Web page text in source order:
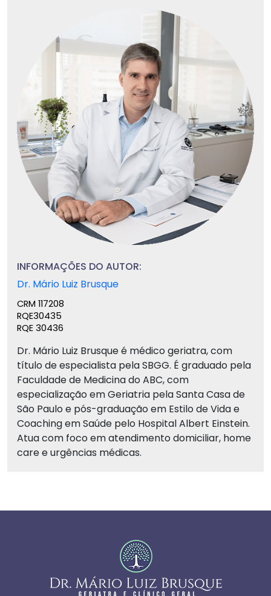
INFORMAÇÕES DO AUTOR:
Dr. Mário Luiz Brusque
CRM 117208
RQE30435
RQE 30436
Dr. Mário Luiz Brusque é médico geriatra, com
título de especialista pela SBGG. É graduado pela
Faculdade de Medicina do ABC, com
especialização em Geriatria pela Santa Casa de
São Paulo e pós-graduação em Estilo de Vida e
Coaching em Saúde pelo Hospital Albert Einstein.
Atua com foco em atendimento domiciliar, home
care e urgências médicas.